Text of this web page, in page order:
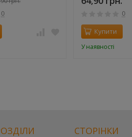
0
0
Купити
У наявності
СТОРІНКИ